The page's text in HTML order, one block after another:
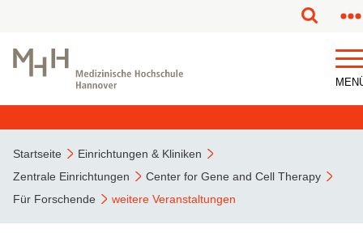
Startseite
Einrichtungen & Kliniken
Zentrale Einrichtungen
Center for Gene and Cell Therapy
Für Forschende
weitere Veranstaltungen